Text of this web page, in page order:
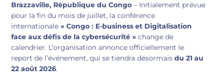
Brazzaville, République du Congo – Initialement prévue
pour la fin du mois de juillet, la conférence
internationale « Congo : E-business et Digitalisation
face aux défis de la cybersécurité » change de
calendrier. L’organisation annonce officiellement le
report de l’événement, qui se tiendra désormais du 21 au
22 août 2026.